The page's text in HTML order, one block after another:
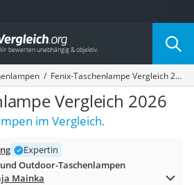
nach Kategorie
Fenix-Taschenlampe Vergleich 2026
Vergleich 2026
im Vergleich.
Expertin
Outdoor-Taschenlampen
Mainka